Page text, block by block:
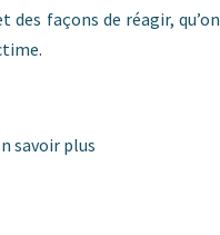
des façons de réagir, qu’on
savoir plus